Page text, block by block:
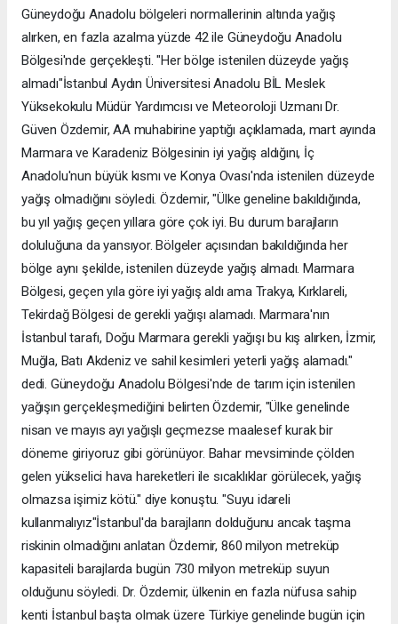
Güneydoğu Anadolu bölgeleri normallerinin altında yağış
alırken, en fazla azalma yüzde 42 ile Güneydoğu Anadolu
Bölgesi'nde gerçekleşti. "Her bölge istenilen düzeyde yağış
almadı"İstanbul Aydın Üniversitesi Anadolu BİL Meslek
Yüksekokulu Müdür Yardımcısı ve Meteoroloji Uzmanı Dr.
Güven Özdemir, AA muhabirine yaptığı açıklamada, mart ayında
Marmara ve Karadeniz Bölgesinin iyi yağış aldığını, İç
Anadolu'nun büyük kısmı ve Konya Ovası'nda istenilen düzeyde
yağış olmadığını söyledi. Özdemir, "Ülke geneline bakıldığında,
bu yıl yağış geçen yıllara göre çok iyi. Bu durum barajların
doluluğuna da yansıyor. Bölgeler açısından bakıldığında her
bölge aynı şekilde, istenilen düzeyde yağış almadı. Marmara
Bölgesi, geçen yıla göre iyi yağış aldı ama Trakya, Kırklareli,
Tekirdağ Bölgesi de gerekli yağışı alamadı. Marmara'nın
İstanbul tarafı, Doğu Marmara gerekli yağışı bu kış alırken, İzmir,
Muğla, Batı Akdeniz ve sahil kesimleri yeterli yağış alamadı."
dedi. Güneydoğu Anadolu Bölgesi'nde de tarım için istenilen
yağışın gerçekleşmediğini belirten Özdemir, "Ülke genelinde
nisan ve mayıs ayı yağışlı geçmezse maalesef kurak bir
döneme giriyoruz gibi görünüyor. Bahar mevsiminde çölden
gelen yükselici hava hareketleri ile sıcaklıklar görülecek, yağış
olmazsa işimiz kötü." diye konuştu. "Suyu idareli
kullanmalıyız"İstanbul'da barajların dolduğunu ancak taşma
riskinin olmadığını anlatan Özdemir, 860 milyon metreküp
kapasiteli barajlarda bugün 730 milyon metreküp suyun
olduğunu söyledi. Dr. Özdemir, ülkenin en fazla nüfusa sahip
kenti İstanbul başta olmak üzere Türkiye genelinde bugün için